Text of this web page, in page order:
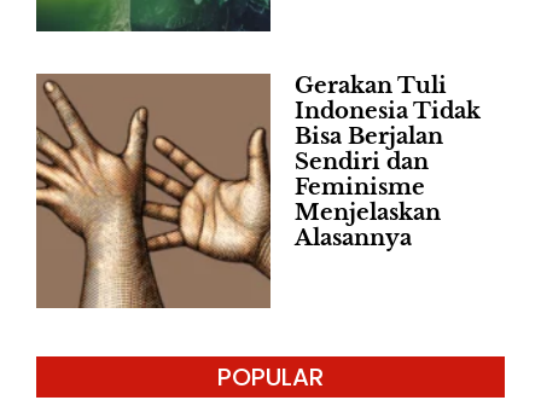
Gerakan Tuli
Indonesia Tidak
Bisa Berjalan
Sendiri dan
Feminisme
Menjelaskan
Alasannya
POPULAR